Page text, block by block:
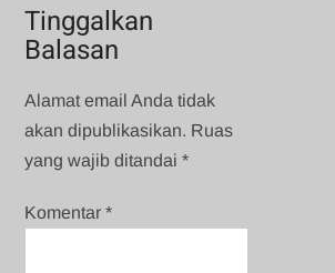
Tinggalkan
Balasan
Alamat email Anda tidak
akan dipublikasikan. Ruas
yang wajib ditandai*
Komentar*